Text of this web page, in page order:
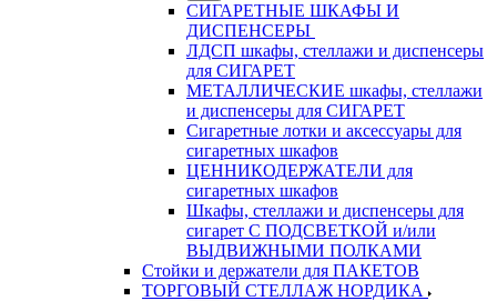
СИГАРЕТНЫЕ ШКАФЫ И
ДИСПЕНСЕРЫ
ЛДСП шкафы, стеллажи и диспенсеры
для СИГАРЕТ
МЕТАЛЛИЧЕСКИЕ шкафы, стеллажи
и диспенсеры для СИГАРЕТ
Сигаретные лотки и аксессуары для
сигаретных шкафов
ЦЕННИКОДЕРЖАТЕЛИ для
сигаретных шкафов
Шкафы, стеллажи и диспенсеры для
сигарет С ПОДСВЕТКОЙ и/или
ВЫДВИЖНЫМИ ПОЛКАМИ
Стойки и держатели для ПАКЕТОВ
ТОРГОВЫЙ СТЕЛЛАЖ НОРДИКА